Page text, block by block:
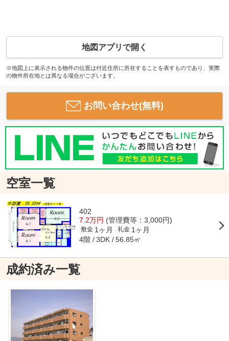
地図アプリで開く
※地図上に表示される物件の位置は付近住所に所在することを表すものであり、実際
の物件所在地とは異なる場合がございます。
お問い合わせ(無料)
空室一覧
402
7.2万円 (管理費等：3,000円)
敷金 1ヶ月 礼金 1ヶ月
4階 3DK 56.85㎡
成約済み一覧